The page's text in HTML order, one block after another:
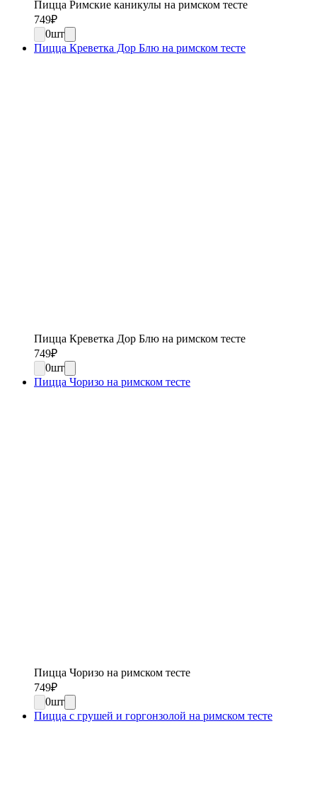
Пицца Римские каникулы на римском тесте
749₽
0шт
Пицца Креветка Дор Блю на римском тесте
Пицца Креветка Дор Блю на римском тесте
749₽
0шт
Пицца Чоризо на римском тесте
Пицца Чоризо на римском тесте
749₽
0шт
Пицца с грушей и горгонзолой на римском тесте